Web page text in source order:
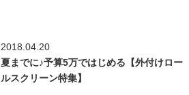
2018.04.20
夏までに♪予算5万ではじめる【外付けロー
ルスクリーン特集】